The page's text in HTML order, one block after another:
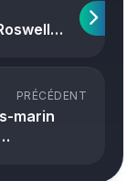
PRÉCÉDENT
marin